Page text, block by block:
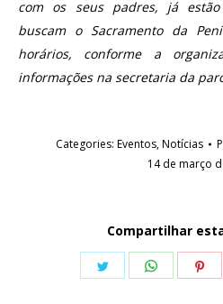
com os seus padres, já
buscam o Sacramento da
horários, conforme a
informações na secretaria da
Categories: Eventos,Notícias
14 de março
Compartilhar
Share
Share